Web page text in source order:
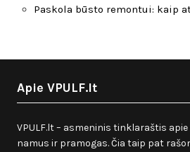
Paskola būsto remontui: kaip
Apie VPULF.lt
VPULF.lt – asmeninis tinklaraštis
namus ir pramogas. Čia taip pat